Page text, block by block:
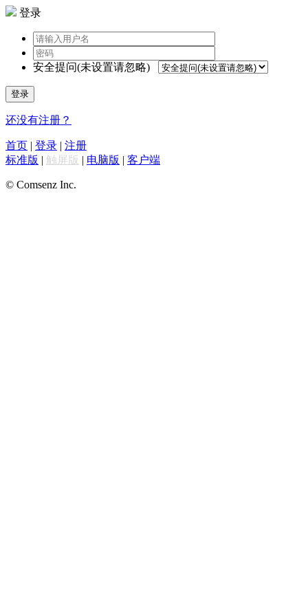
登录
安全提问(未设置请忽略)
登录
还没有注册？
首页 | 登录 | 注册
标准版 | 触屏版 | 电脑版 | 客户端
© Comsenz Inc.